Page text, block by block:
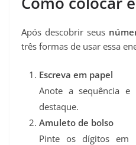
Após descobrir seus
três formas de usar essa
Escreva em papel
Anote a sequência
destaque.
Amuleto de bolso
Pinte os dígitos em